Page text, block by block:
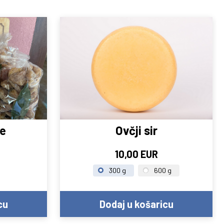
Ovčji sir
10,00 EUR
300 g 600 g